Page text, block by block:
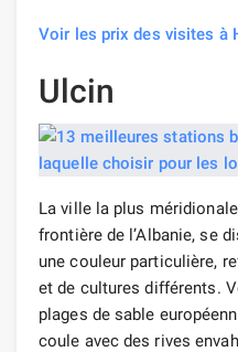
Voir les prix des visites à
Ulcin
La ville la plus
frontière de l’Albanie, se
une couleur particulière,
et de cultures différents.
plages de sable
coule avec des rives